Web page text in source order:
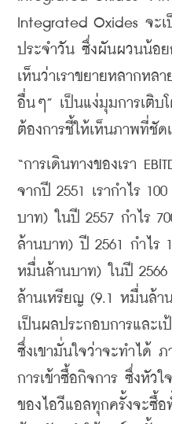
Integrated Oxides จะ
ประจำวัน ซึ่งผันผวนน้อย
เห็นว่าเราขยายหลากห
อื่นๆ” เป็นแง่มุมการเติบ
ต้องการชี้ให้เห็นภาพที่ชัด
“การเดินทางของเรา
จากปี 2551 เรากำไร 100
บาท) ในปี 2557 กำไร
ล้านบาท) ปี 2561 กำไร
หมื่นล้านบาท) ในปี 2566
ล้านเหรียญ (9.1 หมื่นล้า
เป็นผลประกอบการและเ
ซึ่งเขามั่นใจว่าจะทำได้ ภ
การเข้าซื้อกิจการ ซึ่งหัวใ
ของไอวีแอลทุกครั้งจะซื้อ